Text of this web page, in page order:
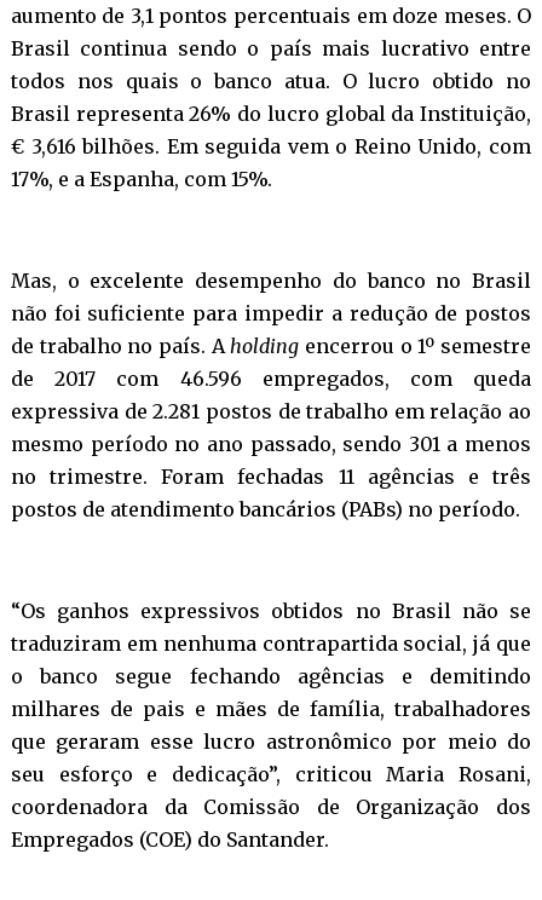
aumento de 3,1 pontos percentuais em doze meses. O
Brasil continua sendo o país mais lucrativo entre
todos nos quais o banco atua. O lucro obtido no
Brasil representa 26% do lucro global da Instituição,
€ 3,616 bilhões. Em seguida vem o Reino Unido, com
17%, e a Espanha, com 15%.
Mas, o excelente desempenho do banco no Brasil
não foi suficiente para impedir a redução de postos
de trabalho no país. A holding encerrou o 1º semestre
de 2017 com 46.596 empregados, com queda
expressiva de 2.281 postos de trabalho em relação ao
mesmo período no ano passado, sendo 301 a menos
no trimestre. Foram fechadas 11 agências e três
postos de atendimento bancários (PABs) no período.
“Os ganhos expressivos obtidos no Brasil não se
traduziram em nenhuma contrapartida social, já que
o banco segue fechando agências e demitindo
milhares de pais e mães de família, trabalhadores
que geraram esse lucro astronômico por meio do
seu esforço e dedicação”, criticou Maria Rosani,
coordenadora da Comissão de Organização dos
Empregados (COE) do Santander.